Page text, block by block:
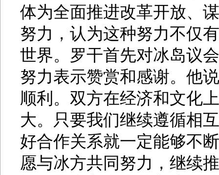
体为全面推进改革开放、
努力，认为这种努力不仅
世界。罗干首先对冰岛议
努力表示赞赏和感谢。他
顺利。双方在经济和文化
大。只要我们继续遵循相
好合作关系就一定能够不
愿与冰方共同努力，继续